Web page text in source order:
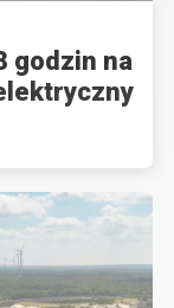
godzin na